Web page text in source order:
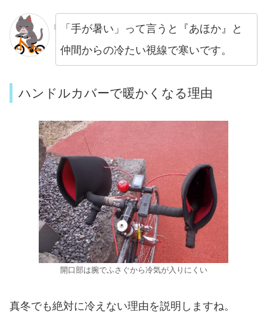
「手が暑い」って言うと『あほか』と
仲間からの冷たい視線で寒いです。
ハンドルカバーで暖かくなる理由
開口部は腕でふさぐから冷気が入りにくい
真冬でも絶対に冷えない理由を説明しますね。